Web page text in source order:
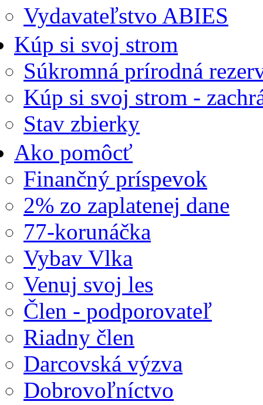
Vydavateľstvo ABIES
Kúp si svoj strom
Súkromná prírodná
Kúp si svoj strom -
Stav zbierky
Ako pomôcť
Finančný príspevok
2% zo zaplatenej dane
77-korunáčka
Vybav Vlka
Venuj svoj les
Člen - podporovateľ
Riadny člen
Darcovská výzva
Dobrovoľníctvo